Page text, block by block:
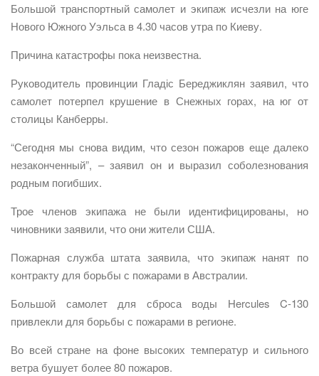
Большой транспортный самолет и экипаж исчезли на юге
Нового Южного Уэльса в 4.30 часов утра по Киеву.
Причина катастрофы пока неизвестна.
Руководитель провинции Гладіс Береджиклян заявил, что
самолет потерпел крушение в Снежных горах, на юг от
столицы Канберры.
“Сегодня мы снова видим, что сезон пожаров еще далеко
незаконченный”, – заявил он и выразил соболезнования
родным погибших.
Трое членов экипажа не были идентифицированы, но
чиновники заявили, что они жители США.
Пожарная служба штата заявила, что экипаж нанят по
контракту для борьбы с пожарами в Австралии.
Большой самолет для сброса воды Hercules C-130
привлекли для борьбы с пожарами в регионе.
Во всей стране на фоне высоких температур и сильного
ветра бушует более 80 пожаров.